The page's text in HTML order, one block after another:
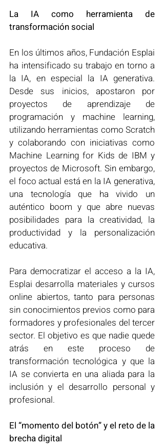
La IA como herramienta de
transformación social
En los últimos años, Fundación Esplai
ha intensificado su trabajo en torno a
la IA, en especial la IA generativa.
Desde sus inicios, apostaron por
proyectos de aprendizaje de
programación y machine learning,
utilizando herramientas como Scratch
y colaborando con iniciativas como
Machine Learning for Kids de IBM y
proyectos de Microsoft. Sin embargo,
el foco actual está en la IA generativa,
una tecnología que ha vivido un
auténtico boom y que abre nuevas
posibilidades para la creatividad, la
productividad y la personalización
educativa.
Para democratizar el acceso a la IA,
Esplai desarrolla materiales y cursos
online abiertos, tanto para personas
sin conocimientos previos como para
formadores y profesionales del tercer
sector. El objetivo es que nadie quede
atrás en este proceso de
transformación tecnológica y que la
IA se convierta en una aliada para la
inclusión y el desarrollo personal y
profesional.
El “momento del botón” y el reto de la
brecha digital